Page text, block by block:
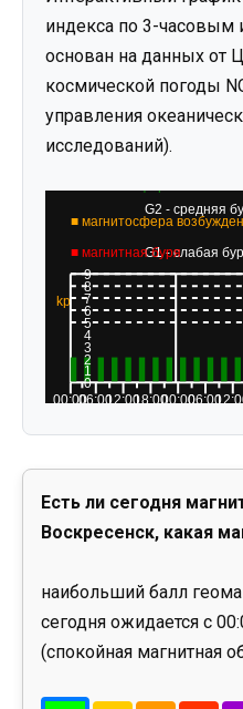
индекса по 3-часовым
основан на данных от
космической погоды
управления
исследований).
Есть ли сегодня
Воскресенск, какая
наибольший балл
сегодня ожидается с
(спокойная магнитная